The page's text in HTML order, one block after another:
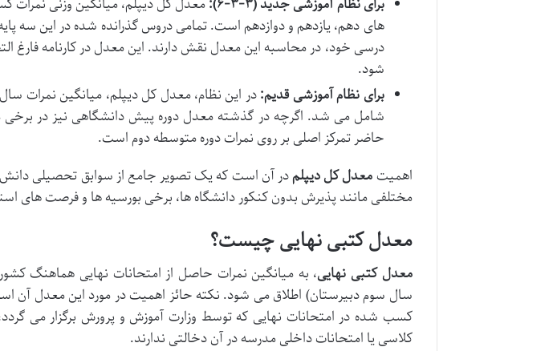
های دهم، یازدهم و دوازدهم است. تمامی دروس گذرانده شده در این سه
درسی خود، در محاسبه این معدل نقش دارند. این معدل در کارنامه فارغ
شود.
برای نظام آموزشی قدیم:در این نظام، معدل کل دیپلم، میانگین نمرات
شامل می شد. اگرچه در گذشته معدل دوره پیش دانشگاهی نیز در برخی
حاضر تمرکز اصلی بر روی نمرات دوره متوسطه دوم است.
اهمیتمعدل کل دیپلمدر آن است که یک تصویر جامع از سوابق تحصیلی دانش
مختلفی مانند پذیرش بدون کنکور دانشگاه ها، برخی بورسیه ها و فرصت های
معدل کتبی نهایی چیست؟
معدل کتبی نهایی، به میانگین نمرات حاصل از امتحانات نهایی هماهنگ
سال سوم دبیرستان) اطلاق می شود. نکته حائز اهمیت در مورد این معدل آن
کسب شده در امتحانات نهایی که توسط وزارت آموزش و پرورش برگزار می
کلاسی یا امتحانات داخلی مدرسه در آن دخالتی ندارند.